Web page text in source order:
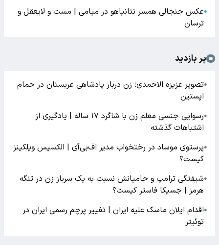
●عکس جنجالی همسر نتانیاهو در میامی | مست و لایعقل و
ترسان
پر بازدید
●تصویر عزیزه الاحمدی؛ زن دربار پادشاهی عربستان در حمام
اپستین
●
رسوایی جنسی معلم زن با شاگرد ۱۷ ساله | یادگیری از
اشتباهات گذشته
●پرستوی موساد در رختخواب مدیر اف‌بی‌آی | الکسیس ویلکینز
کیست؟
●شیفتگی ترامپ و حامیانش نسبت به یک سرباز زن در تنگه
هرمز | جسیکا فاستر کیست؟
●اقدام ایلان ماسک علیه ایران | تغییر پرچم رسمی ایران در
توئیتر